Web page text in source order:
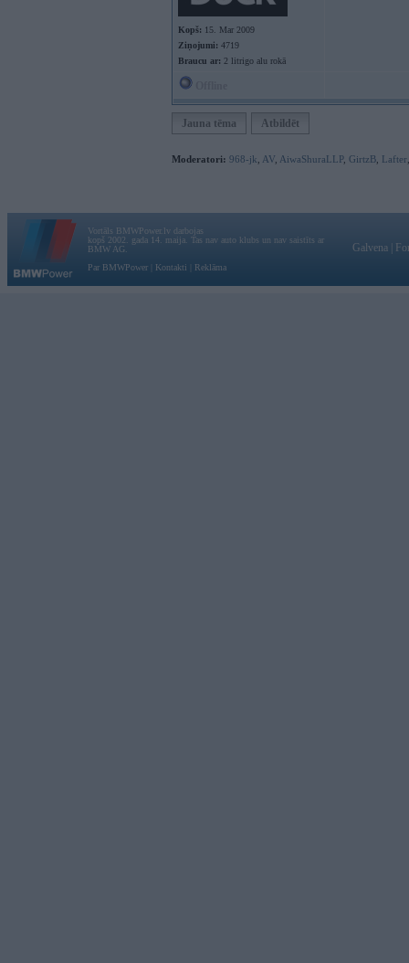
Kopš: 15. Mar 2009
Ziņojumi: 4719
Braucu ar: 2 litrigo alu rokā
Jauna tēma Atbildēt
Moderatori: 968-jk AV AiwaShuraLLP, GirtzB Lafter
Vortāls BMWPower.lv darbojas
kopš 2002. gada 14. maija. Tas nav auto klubs un nav saistīts ar
BMW AG.
Par BMWPower
Kontakti Reklāma
Galvena